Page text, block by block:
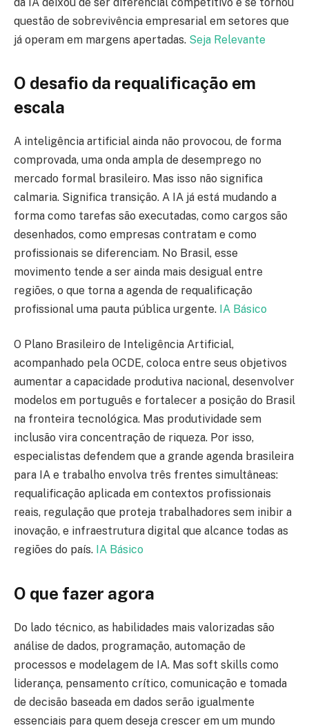
questão de sobrevivência empresarial em setores que
já operam em margens apertadas. Seja Relevante
O desafio da requalificação em
escala
A inteligência artificial ainda não provocou, de forma
comprovada, uma onda ampla de desemprego no
mercado formal brasileiro. Mas isso não significa
calmaria. Significa transição. A IA já está mudando a
forma como tarefas são executadas, como cargos são
desenhados, como empresas contratam e como
profissionais se diferenciam. No Brasil, esse
movimento tende a ser ainda mais desigual entre
regiões, o que torna a agenda de requalificação
profissional uma pauta pública urgente. IA Básico
O Plano Brasileiro de Inteligência Artificial,
acompanhado pela OCDE, coloca entre seus objetivos
aumentar a capacidade produtiva nacional, desenvolver
modelos em português e fortalecer a posição do Brasil
na fronteira tecnológica. Mas produtividade sem
inclusão vira concentração de riqueza. Por isso,
especialistas defendem que a grande agenda brasileira
para IA e trabalho envolva três frentes simultâneas:
requalificação aplicada em contextos profissionais
reais, regulação que proteja trabalhadores sem inibir a
inovação, e infraestrutura digital que alcance todas as
regiões do país. IA Básico
O que fazer agora
Do lado técnico, as habilidades mais valorizadas são
análise de dados, programação, automação de
processos e modelagem de IA. Mas soft skills como
liderança, pensamento crítico, comunicação e tomada
de decisão baseada em dados serão igualmente
essenciais para quem deseja crescer em um mundo